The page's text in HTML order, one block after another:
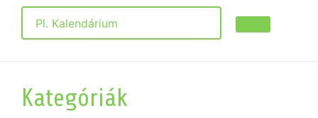
Keresés
Kategóriák